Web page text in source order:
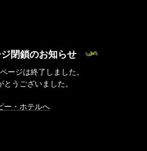
閉鎖のお知らせ
ージは終了しました。
うございました。
ー・ホテルへ